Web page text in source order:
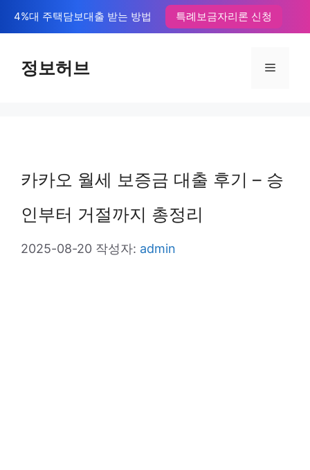
텐
4%대 주택담보대출 받는 방법 특례보금자리론 신청
정보허브 메
카카오 월세 보증금 대출 후기 – 승
인부터 거절까지 총정리
2025-08-20 작성자: admin